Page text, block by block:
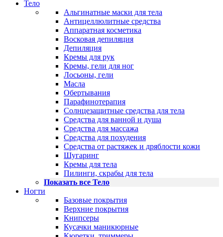
Тело
Альгинатные маски для тела
Антицеллюлитные средства
Аппаратная косметика
Восковая депиляция
Депиляция
Кремы для рук
Кремы, гели для ног
Лосьоны, гели
Масла
Обертывания
Парафинотерапия
Солнцезащитные средства для тела
Средства для ванной и душа
Средства для массажа
Средства для похудения
Средства от растяжек и дряблости кожи
Шугаринг
Кремы для тела
Пилинги, скрабы для тела
Показать все Тело
Ногти
Базовые покрытия
Верхние покрытия
Книпсеры
Кусачки маникюрные